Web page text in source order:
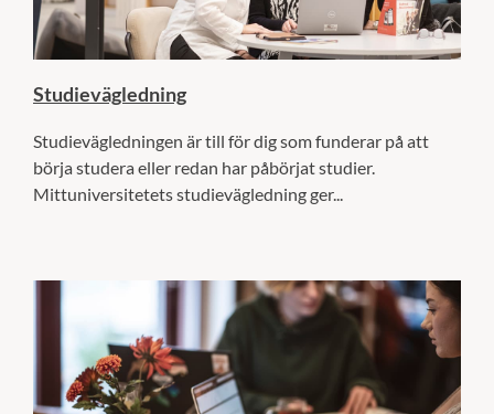
Studievägledning
Studievägledningen är till för dig som funderar på att
börja studera eller redan har påbörjat studier.
Mittuniversitetets studievägledning ger...